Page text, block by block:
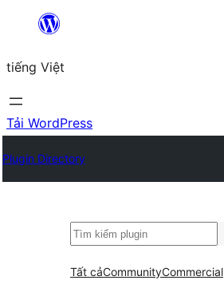
Chuyển
phần
nội
dung
tiếng Việt
Tải WordPress
Plugin Directory
Tìm
Tất cảCommunityCommercial